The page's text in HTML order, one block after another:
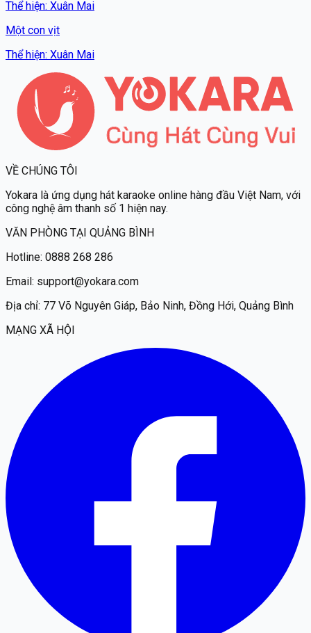
Thể hiện: Xuân Mai
Một con vịt
Thể hiện: Xuân Mai
VỀ CHÚNG TÔI
Yokara là ứng dụng hát karaoke online hàng đầu Việt Nam, với
công nghệ âm thanh số 1 hiện nay.
VĂN PHÒNG TẠI QUẢNG BÌNH
Hotline: 0888 268 286
Email: support@yokara.com
Địa chỉ: 77 Võ Nguyên Giáp, Bảo Ninh, Đồng Hới, Quảng Bình
MẠNG XÃ HỘI